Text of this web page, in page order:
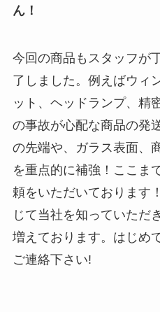
ん！
今回の商品もスタッフが
了しました。例えばウィ
ット、ヘッドランプ、精
の事故が心配な商品の発
の先端や、ガラス表面、
を重点的に補強！ここま
頼をいただいております
じて当社を知っていただ
増えております。はじめ
ご連絡下さい!